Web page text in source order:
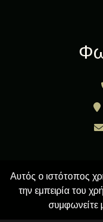
Αυτός ο ιστότοπος
την εμπειρία του
συμφωνείτε